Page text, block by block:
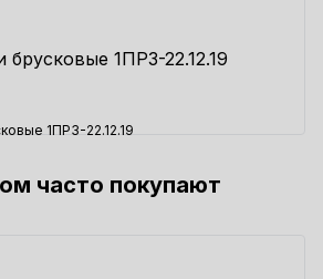
1ПР3-22.12.19
часто покупают